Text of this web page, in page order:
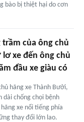
bào bị thiệt hại do cơn
của ông chủ
xe đến ông chủ
đầu xe giàu có
hãng xe Thành Bưởi,
dài chống chọi bệnh
xe nổi tiếng phía
thay đổi lớn lao.